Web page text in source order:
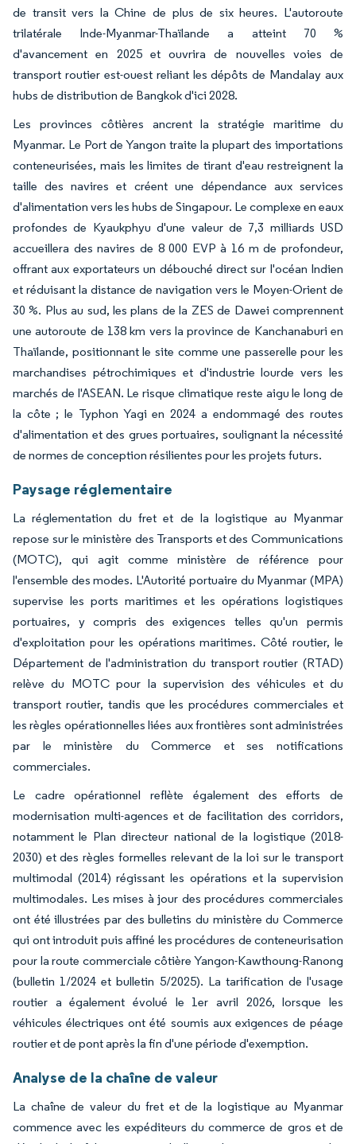
de transit vers la Chine de plus de six heures. L'autoroute
trilatérale Inde-Myanmar-Thaïlande a atteint 70 %
d'avancement en 2025 et ouvrira de nouvelles voies de
transport routier est-ouest reliant les dépôts de Mandalay aux
hubs de distribution de Bangkok d'ici 2028.
Les provinces côtières ancrent la stratégie maritime du
Myanmar. Le Port de Yangon traite la plupart des importations
conteneurisées, mais les limites de tirant d'eau restreignent la
taille des navires et créent une dépendance aux services
d'alimentation vers les hubs de Singapour. Le complexe en eaux
profondes de Kyaukphyu d'une valeur de 7,3 milliards USD
accueillera des navires de 8 000 EVP à 16 m de profondeur,
offrant aux exportateurs un débouché direct sur l'océan Indien
et réduisant la distance de navigation vers le Moyen-Orient de
30 %. Plus au sud, les plans de la ZES de Dawei comprennent
une autoroute de 138 km vers la province de Kanchanaburi en
Thaïlande, positionnant le site comme une passerelle pour les
marchandises pétrochimiques et d'industrie lourde vers les
marchés de l'ASEAN. Le risque climatique reste aigu le long de
la côte ; le Typhon Yagi en 2024 a endommagé des routes
d'alimentation et des grues portuaires, soulignant la nécessité
de normes de conception résilientes pour les projets futurs.
Paysage réglementaire
La réglementation du fret et de la logistique au Myanmar
repose sur le ministère des Transports et des Communications
(MOTC), qui agit comme ministère de référence pour
l'ensemble des modes. L'Autorité portuaire du Myanmar (MPA)
supervise les ports maritimes et les opérations logistiques
portuaires, y compris des exigences telles qu'un permis
d'exploitation pour les opérations maritimes. Côté routier, le
Département de l'administration du transport routier (RTAD)
relève du MOTC pour la supervision des véhicules et du
transport routier, tandis que les procédures commerciales et
les règles opérationnelles liées aux frontières sont administrées
par le ministère du Commerce et ses notifications
commerciales.
Le cadre opérationnel reflète également des efforts de
modernisation multi-agences et de facilitation des corridors,
notamment le Plan directeur national de la logistique (2018-
2030) et des règles formelles relevant de la loi sur le transport
multimodal (2014) régissant les opérations et la supervision
multimodales. Les mises à jour des procédures commerciales
ont été illustrées par des bulletins du ministère du Commerce
qui ont introduit puis affiné les procédures de conteneurisation
pour la route commerciale côtière Yangon-Kawthoung-Ranong
(bulletin 1/2024 et bulletin 5/2025). La tarification de l'usage
routier a également évolué le 1er avril 2026, lorsque les
véhicules électriques ont été soumis aux exigences de péage
routier et de pont après la fin d'une période d'exemption.
Analyse de la chaîne de valeur
La chaîne de valeur du fret et de la logistique au Myanmar
commence avec les expéditeurs du commerce de gros et de